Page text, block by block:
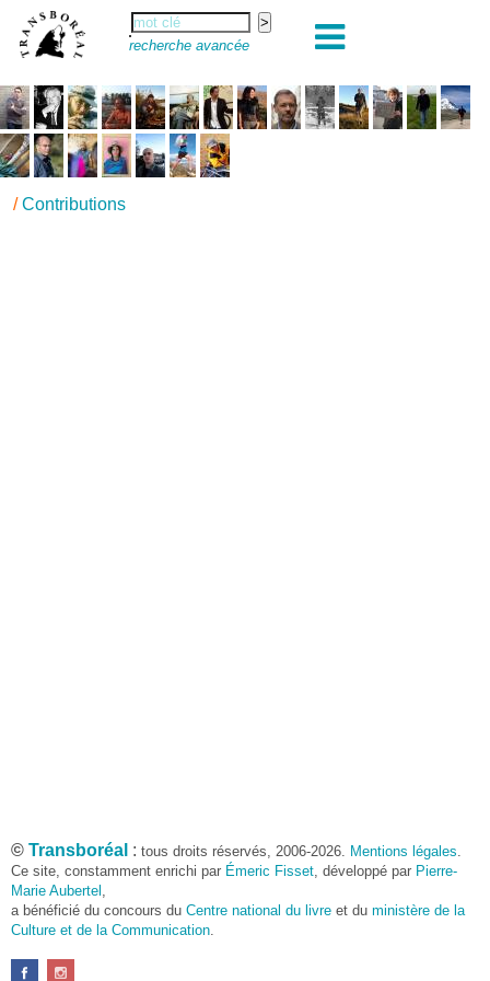
recherche avancée
/Contributions
© Transboréal : tous droits réservés, 2006-2026. Mentions légales.
Ce site, constamment enrichi par Émeric Fisset, développé par Pierre-
Marie Aubertel ,
a bénéficié du concours du Centre national du livre et du ministère de la
Culture et de la Communication.